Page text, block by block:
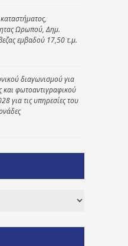
Ωρωπού, Δημ.
εμβαδού 17,50 τ.μ.
διαγωνισμού για
και φωτοαντιγραφικού
για τις υπηρεσίες του